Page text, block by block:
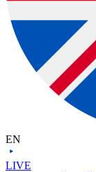
EN
LIVE